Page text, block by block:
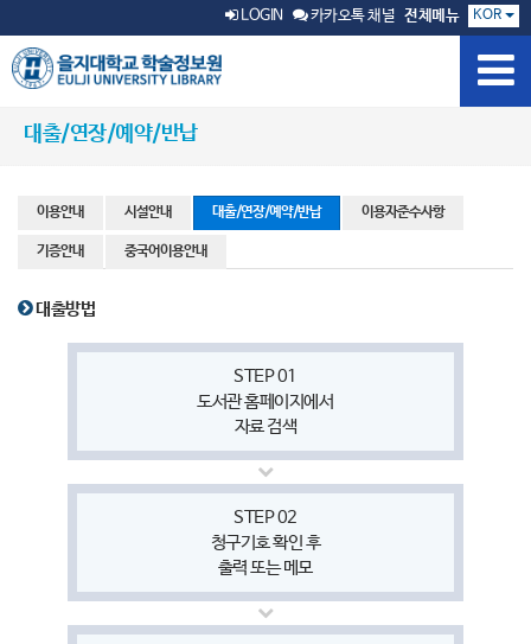
LOGIN 카카오톡 채널 전체메뉴 KOR
대출/연장/예약/반납
이용안내 시설안내 대출/연장/예약/반납 이용자준수사항
기증안내 중국어이용안내
대출방법
STEP 01
도서관 홈페이지에서
자료 검색
STEP 02
청구기호 확인 후
출력 또는 메모